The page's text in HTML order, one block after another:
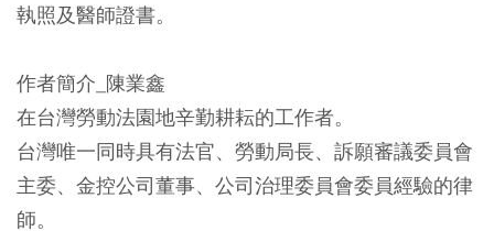
執照及醫師證書。
作者簡介_陳業鑫
在台灣勞動法園地辛勤耕耘的工作者。
台灣唯一同時具有法官、勞動局長、訴願審議委員會
主委、金控公司董事、公司治理委員會委員經驗的律
師。